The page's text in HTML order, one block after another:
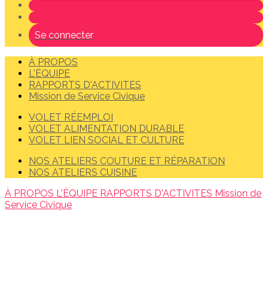
Se connecter
À PROPOS
L'ÉQUIPE
RAPPORTS D'ACTIVITES
Mission de Service Civique
VOLET RÉEMPLOI
VOLET ALIMENTATION DURABLE
VOLET LIEN SOCIAL ET CULTURE
NOS ATELIERS COUTURE ET RÉPARATION
NOS ATELIERS CUISINE
À PROPOS L'ÉQUIPE RAPPORTS D'ACTIVITES Mission de
Service Civique